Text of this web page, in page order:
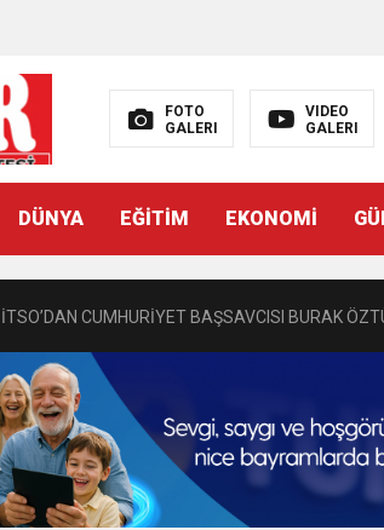
FOTO
GALERI
VIDEO
GALERI
DÜNYA EĞİTİM EKONOMİ
İTSO’DAN CUMHURİYET BAŞSAVCISI BURAK
İNCE’NİN CHP’DE KALMASININ PERDE ARKASI:
IŞIL Eczanesi Görkemli Bir Törenle Hizmete Açıldı